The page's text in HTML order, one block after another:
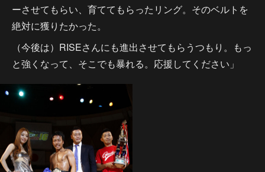
ーさせてもらい、育ててもらったリング。そのベルトを
絶対に獲りたかった。
（今後は）RISEさんにも進出させてもらうつもり。もっ
と強くなって、そこでも暴れる。応援してください」